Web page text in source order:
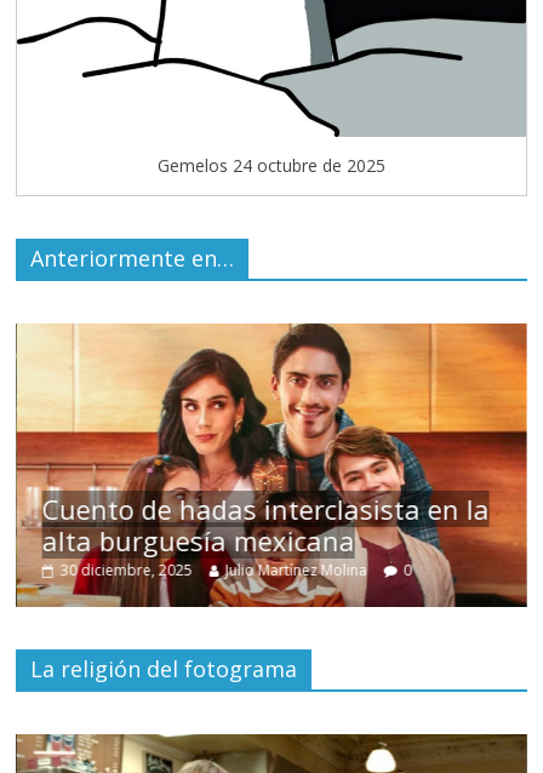
Gemelos 24 octubre de 2025
Anteriormente en…
Cuento de hadas interclasista en la
alta burguesía mexicana
30 diciembre, 2025 Julio Martínez Molina 0
La religión del fotograma